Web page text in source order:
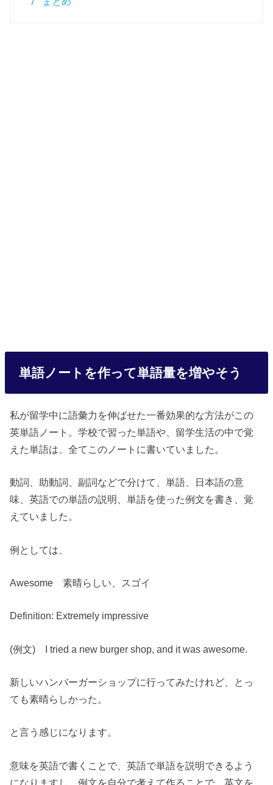
単語ノートを作って単語量を増やそう
私が留学中に語彙力を伸ばせた一番効果的な方法がこの
英単語ノート。学校で習った単語や、留学生活の中で覚
えた単語は、全てこのノートに書いていました。
動詞、助動詞、副詞などで分けて、単語、日本語の意
味、英語での単語の説明、単語を使った例文を書き、覚
えていました。
例としては、
Awesome 素晴らしい、スゴイ
Definition: Extremely impressive
(例文) I tried a new burger shop, and it was awesome.
新しいハンバーガーショップに行ってみたけれど、とっ
ても素晴らしかった。
と言う感じになります。
意味を英語で書くことで、英語で単語を説明できるよう
になりますし、例文を自分で考えて作ることで、英文を